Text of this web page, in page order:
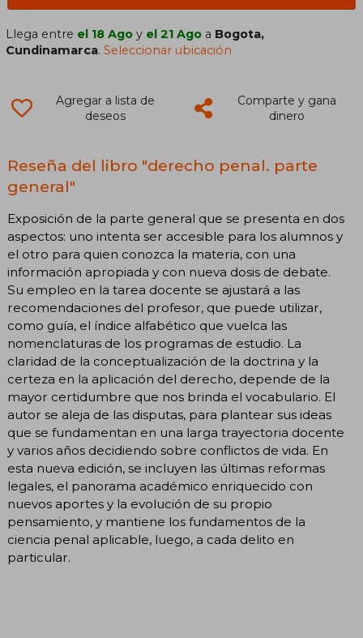
Llega entre el 18 Ago y el 21 Ago a Bogota,
Cundinamarca.Seleccionar ubicación
Agregar a lista de
deseos
Comparte y gana
dinero
Reseña del libro "derecho penal. parte
general"
Exposición de la parte general que se presenta en dos
aspectos: uno intenta ser accesible para los alumnos y
el otro para quien conozca la materia, con una
información apropiada y con nueva dosis de debate.
Su empleo en la tarea docente se ajustará a las
recomendaciones del profesor, que puede utilizar,
como guía, el índice alfabético que vuelca las
nomenclaturas de los programas de estudio. La
claridad de la conceptualización de la doctrina y la
certeza en la aplicación del derecho, depende de la
mayor certidumbre que nos brinda el vocabulario. El
autor se aleja de las disputas, para plantear sus ideas
que se fundamentan en una larga trayectoria docente
y varios años decidiendo sobre conflictos de vida. En
esta nueva edición, se incluyen las últimas reformas
legales, el panorama académico enriquecido con
nuevos aportes y la evolución de su propio
pensamiento, y mantiene los fundamentos de la
ciencia penal aplicable, luego, a cada delito en
particular.